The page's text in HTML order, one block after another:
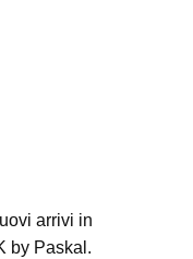
arrivi in
by Paskal.